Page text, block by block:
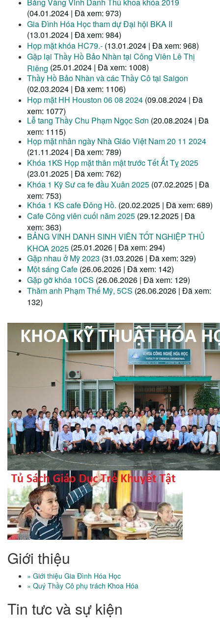
Bảng Vàng Vinh Danh Thủ khoa khóa 2019
(04.01.2024 | Đã xem: 973)
Gia Đình Hóa Học tham dự Đại hội BKA II
(13.01.2024 | Đã xem: 984)
Họp mặt khóa HC79.- (13.01.2024 | Đã xem: 968)
Gặp lại Thầy Hồ Bảo Nhàn tại Công Viên Lê Thị
Riêng (25.01.2024 | Đã xem: 1008)
Thầy Hồ Bảo Nhàn và các Thầy Cô tại Saigon
(02.03.2024 | Đã xem: 1106)
Họp mặt HH Houston 06 08 2024 (09.08.2024 | Đã
xem: 1077)
Lễ tang Thầy Chu Phạm Ngọc Sơn (20.08.2024 | Đã
xem: 1115)
Họp mặt nhân ngày Nhà Giáo Việt Nam 20 11 2024
(21.11.2024 | Đã xem: 789)
Khóa 1KS Họp mặt thân mật trước Tết Ất Tỵ 2025
(23.01.2025 | Đã xem: 762)
Khóa 1 Kỹ Sư ca fe đầu Xuân 2025 (07.02.2025 | Đã
xem: 753)
Khóa 1 KS cafe Đông Hồ. (20.02.2025 | Đã xem: 689)
Cafe Công viên cuối năm 2025 (29.12.2025 | Đã
xem: 363)
BẢNG VINH DANH SINH VIÊN TỐT NGHIỆP THỦ
KHOA 2025 (25.01.2026 | Đã xem: 294)
Gặp nhau ở Mỹ 2023 (31.03.2026 | Đã xem: 329)
Một sáng Cafe (26.06.2026 | Đã xem: 142)
Gặp gỡ khóa 10CS (26.06.2026 | Đã xem: 129)
Thăm anh Phạm Thế Mỹ, 5CS (26.06.2026 | Đã xem:
132)
Giới thiệu
» Giới thiệu Gia Đình Hóa Học
» Quý Thầy Cô phụ trách Khoa Hóa
Tin tưc và sự kiện